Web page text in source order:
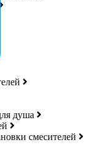
душа
смесителей